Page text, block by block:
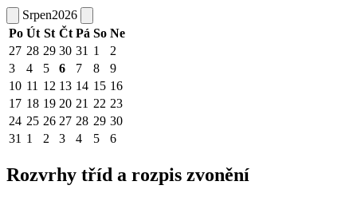
Srpen2026
Po Út St Čt Pá So Ne
27 28 29 30 31 1
2
3
4 5 6 7 8
9
10 11 12 13 14 15 16
17 18 19 20 21 22 23
24 25 26 27 28 29 30
31 1 2 3 4 5 6
Rozvrhy tříd a rozpis zvonění